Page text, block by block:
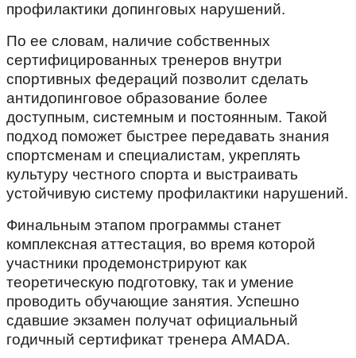
профилактики допинговых нарушений.
По ее словам, наличие собственных
сертифицированных тренеров внутри
спортивных федераций позволит сделать
антидопинговое образование более
доступным, системным и постоянным. Такой
подход поможет быстрее передавать знания
спортсменам и специалистам, укреплять
культуру честного спорта и выстраивать
устойчивую систему профилактики нарушений.
Финальным этапом программы станет
комплексная аттестация, во время которой
участники продемонстрируют как
теоретическую подготовку, так и умение
проводить обучающие занятия. Успешно
сдавшие экзамен получат официальный
годичный сертификат тренера AMADA.